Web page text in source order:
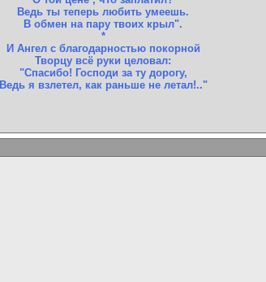
Ведь ты теперь любить умеешь.
В обмен на пару твоих крыл".
*
И Ангел с благодарностью покорной
Творцу всё руки целовал:
"Спасибо! Господи за ту дорогу,
Ведь я взлетел, как раньше не летал!.."